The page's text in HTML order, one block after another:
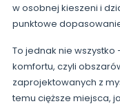
w osobnej kieszeni i
punktowe
To jednak nie
komfortu, czyli
zaprojektowanych z
temu cięższe miejsca,